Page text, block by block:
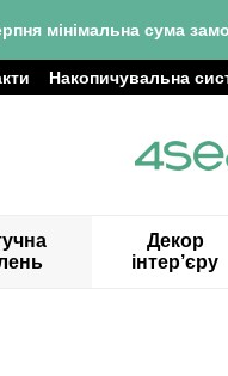
мінімальна сума
Накопичувальна
Декор
інтер’єру